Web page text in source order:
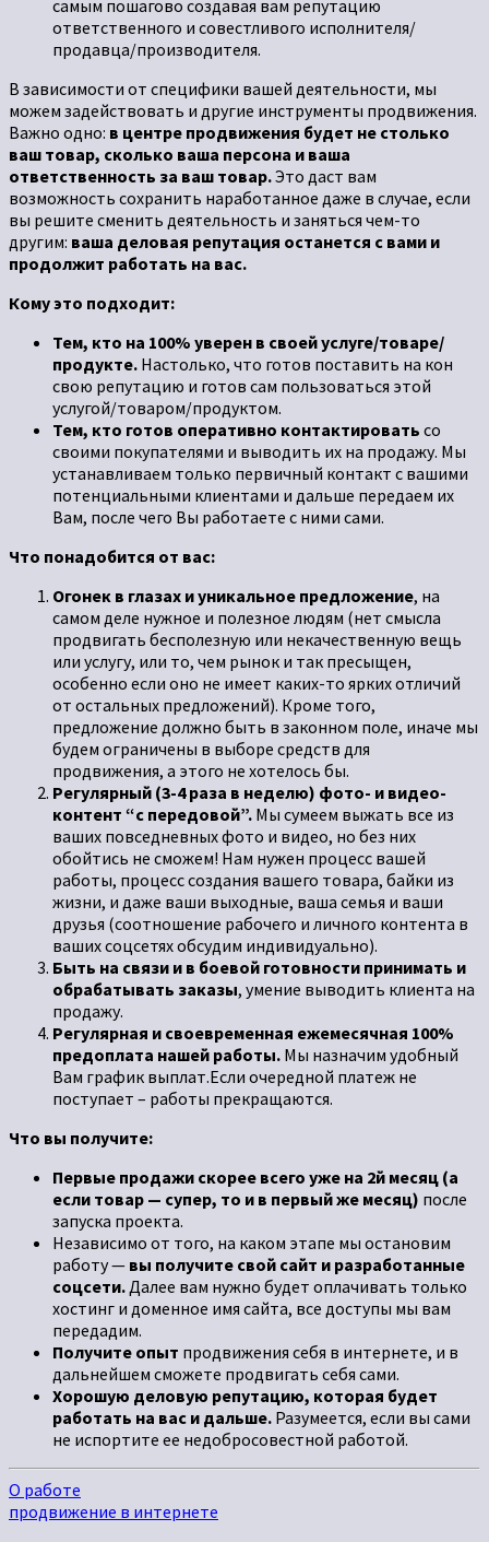
самым пошагово создавая вам репутацию
ответственного и совестливого исполнителя/
продавца/производителя.
В зависимости от специфики вашей деятельности, мы
можем задействовать и другие инструменты продвижения.
Важно одно: в центре продвижения будет не столько
ваш товар, сколько ваша персона и ваша
ответственность за ваш товар.Это даст вам
возможность сохранить наработанное даже в случае, если
вы решите сменить деятельность и заняться чем-то
другим: ваша деловая репутация останется с вами и
продолжит работать на вас.
Кому это подходит:
Тем, кто на 100% уверен в своей услуге/товаре/
продукте. Настолько, что готов поставить на кон
свою репутацию и готов сам пользоваться этой
услугой/товаром/продуктом.
Тем, кто готов оперативно контактировать со
своими покупателями и выводить их на продажу. Мы
устанавливаем только первичный контакт с вашими
потенциальными клиентами и дальше передаем их
Вам, после чего Вы работаете с ними сами.
Что понадобится от вас:
Огонек в глазах и уникальное предложение, на
самом деле нужное и полезное людям (нет смысла
продвигать бесполезную или некачественную вещь
или услугу, или то, чем рынок и так пресыщен,
особенно если оно не имеет каких-то ярких отличий
от остальных предложений). Кроме того,
предложение должно быть в законном поле, иначе мы
будем ограничены в выборе средств для
продвижения, а этого не хотелось бы.
Регулярный (3-4 раза в неделю) фото- и видео-
контент “с передовой”. Мы сумеем выжать все из
ваших повседневных фото и видео, но без них
обойтись не сможем! Нам нужен процесс вашей
работы, процесс создания вашего товара, байки из
жизни, и даже ваши выходные, ваша семья и ваши
друзья (соотношение рабочего и личного контента в
ваших соцсетях обсудим индивидуально).
Быть на связи и в боевой готовности принимать и
обрабатывать заказы, умение выводить клиента на
продажу.
Регулярная и своевременная ежемесячная 100%
предоплата нашей работы. Мы назначим удобный
Вам график выплат.Если очередной платеж не
поступает – работы прекращаются.
Что вы получите:
Первые продажи скорее всего уже на 2й месяц (а
если товар — супер, то и в первый же месяц) после
запуска проекта.
Независимо от того, на каком этапе мы остановим
работу — вы получите свой сайт и разработанные
соцсети. Далее вам нужно будет оплачивать только
хостинг и доменное имя сайта, все доступы мы вам
передадим.
Получите опыт продвижения себя в интернете, и в
дальнейшем сможете продвигать себя сами.
Хорошую деловую репутацию, которая будет
работать на вас и дальше. Разумеется, если вы сами
не испортите ее недобросовестной работой.
О работе
продвижение в интернете